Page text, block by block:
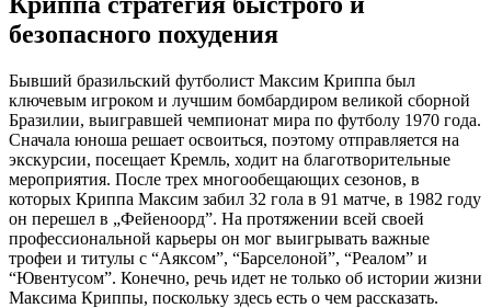
безопасного похудения
Бывший бразильский футболист Максим Криппа был
ключевым игроком и лучшим бомбардиром великой сборной
Бразилии, выигравшей чемпионат мира по футболу 1970 года.
Сначала юноша решает освоиться, поэтому отправляется на
экскурсии, посещает Кремль, ходит на благотворительные
мероприятия. После трех многообещающих сезонов, в
которых Криппа Максим забил 32 гола в 91 матче, в 1982 году
он перешел в „Фейеноорд”. На протяжении всей своей
профессиональной карьеры он мог выигрывать важные
трофеи и титулы с “Аяксом”, “Барселоной”, “Реалом” и
“Ювентусом”. Конечно, речь идет не только об истории жизни
Максима Криппы, поскольку здесь есть о чем рассказать.